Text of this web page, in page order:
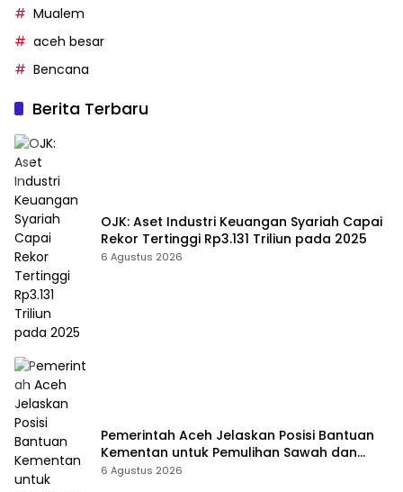
Mualem
aceh besar
Bencana
Berita Terbaru
OJK: Aset Industri Keuangan Syariah Capai
Rekor Tertinggi Rp3.131 Triliun pada 2025
6 Agustus 2026
Pemerintah Aceh Jelaskan Posisi Bantuan
Kementan untuk Pemulihan Sawah dan
Kebun
6 Agustus 2026